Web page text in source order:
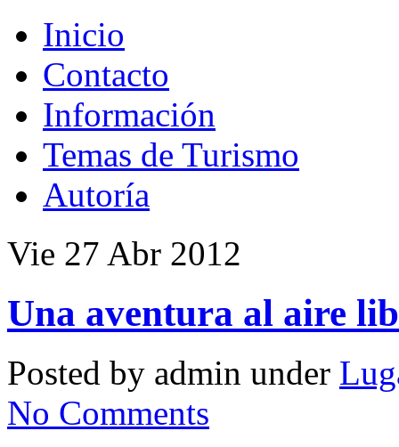
Inicio
Contacto
Información
Temas de Turismo
Autoría
Vie 27 Abr 2012
Una aventura al aire
Posted by admin under
No Comments